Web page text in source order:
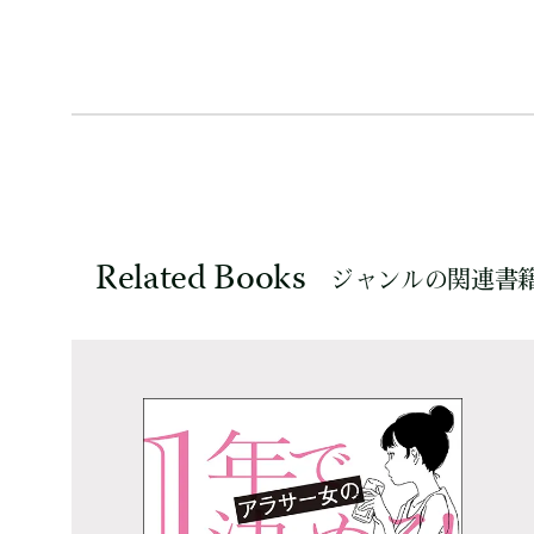
Related Books ジャンルの関連書